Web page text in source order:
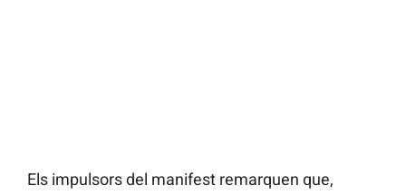
Els impulsors del manifest remarquen que,